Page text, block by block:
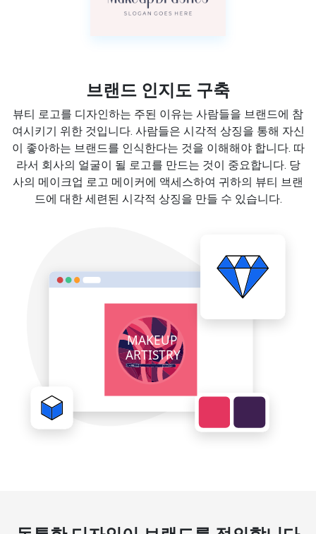
브랜드 인지도 구축
뷰티 로고를 디자인하는 주된 이유는 사람들을 브랜드에 참
여시키기 위한 것입니다. 사람들은 시각적 상징을 통해 자신
이 좋아하는 브랜드를 인식한다는 것을 이해해야 합니다. 따
라서 회사의 얼굴이 될 로고를 만드는 것이 중요합니다. 당
사의 메이크업 로고 메이커에 액세스하여 귀하의 뷰티 브랜
드에 대한 세련된 시각적 상징을 만들 수 있습니다.